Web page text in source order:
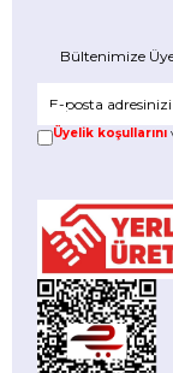
Bültenimize
Üyelik koşullarını